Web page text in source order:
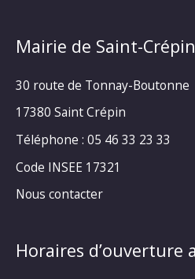
Mairie de Saint-Crépin
30 route de Tonnay-Boutonne
17380 Saint Crépin
Téléphone : 05 46 33 23 33
Code INSEE 17321
Nous contacter
Horaires d’ouverture